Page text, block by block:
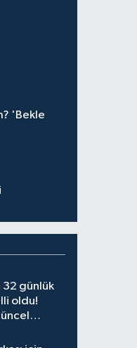
'Bekle
32 günlük
oldu!